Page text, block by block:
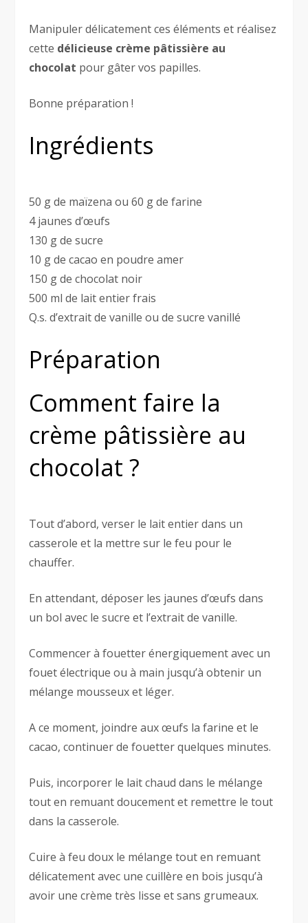
Manipuler délicatement ces éléments et réalisez
cette délicieuse crème pâtissière au
chocolat pour gâter vos papilles.
Bonne préparation !
Ingrédients
50 g de maïzena ou 60 g de farine
4 jaunes d’œufs
130 g de sucre
10 g de cacao en poudre amer
150 g de chocolat noir
500 ml de lait entier frais
Q.s. d’extrait de vanille ou de sucre vanillé
Préparation
Comment faire la
crème pâtissière au
chocolat ?
Tout d’abord, verser le lait entier dans un
casserole et la mettre sur le feu pour le
chauffer.
En attendant, déposer les jaunes d’œufs dans
un bol avec le sucre et l’extrait de vanille.
Commencer à fouetter énergiquement avec un
fouet électrique ou à main jusqu’à obtenir un
mélange mousseux et léger.
A ce moment, joindre aux œufs la farine et le
cacao, continuer de fouetter quelques minutes.
Puis, incorporer le lait chaud dans le mélange
tout en remuant doucement et remettre le tout
dans la casserole.
Cuire à feu doux le mélange tout en remuant
délicatement avec une cuillère en bois jusqu’à
avoir une crème très lisse et sans grumeaux.